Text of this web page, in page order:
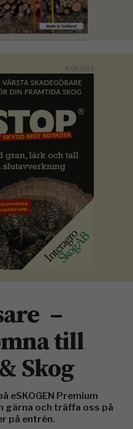
–
till
Skog
eSKOGEN Premium
gärna och träffa oss på
på entrén.